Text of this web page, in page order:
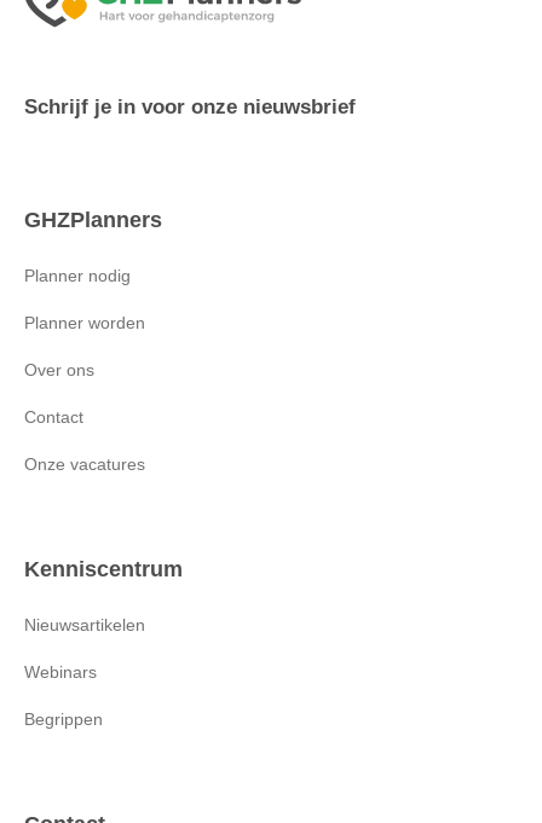
Schrijf je in voor onze nieuwsbrief
GHZPlanners
Planner nodig
Planner worden
Over ons
Contact
Onze vacatures
Kenniscentrum
Nieuwsartikelen
Webinars
Begrippen